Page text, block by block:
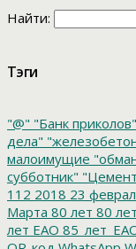
Найти:
Тэги
"@" "Банк приколов"
дела"
малоимущие
субботник"
112 2018 23
Марта 80 лет 80
лет ЕАО